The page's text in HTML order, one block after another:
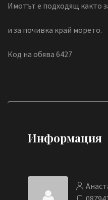
Имотът е подходящ както
и за почивка край морето.
Код на обява 6427
Информация